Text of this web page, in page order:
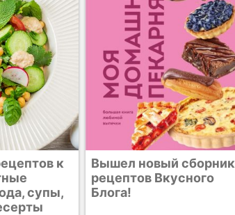
к
супы,
Вышел новый сборник
рецептов Вкусного
Блога!